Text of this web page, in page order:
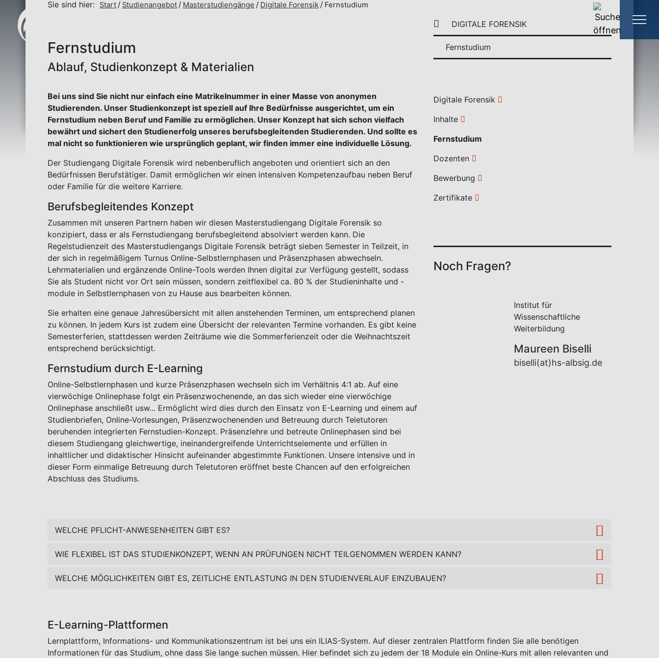
Sie sind hier: Start Studienangebot Masterstudiengänge Digitale Forensik Fernstudium
Fernstudium
Ablauf, Studienkonzept & Materialien
Bei uns sind Sie nicht nur einfach eine Matrikelnummer in einer Masse von anonymen
Studierenden. Unser Studienkonzept ist speziell auf Ihre Bedürfnisse ausgerichtet, um ein
Fernstudium neben Beruf und Familie zu ermöglichen. Unser Konzept hat sich schon vielfach
bewährt und sichert den Studienerfolg unseres berufsbegleitenden Studierenden. Und sollte es
mal nicht so funktionieren wie ursprünglich geplant, wir finden immer eine individuelle Lösung.
Der Studiengang Digitale Forensik wird nebenberuflich angeboten und orientiert sich an den
Bedürfnissen Berufstätiger. Damit ermöglichen wir einen intensiven Kompetenzaufbau neben Beruf
oder Familie für die weitere Karriere.
Berufsbegleitendes Konzept
Zusammen mit unseren Partnern haben wir diesen Masterstudiengang Digitale Forensik so
konzipiert, dass er als Fernstudiengang berufsbegleitend absolviert werden kann. Die
Regelstudienzeit des Masterstudiengangs Digitale Forensik beträgt sieben Semester in Teilzeit, in
der sich in regelmäßigem Turnus Online-Selbstlernphasen und Präsenzphasen abwechseln.
Lehrmaterialien und ergänzende Online-Tools werden Ihnen digital zur Verfügung gestellt, sodass
Sie als Student nicht vor Ort sein müssen, sondern zeitflexibel ca. 80 % der Studieninhalte und -
module in Selbstlernphasen von zu Hause aus bearbeiten können.
Sie erhalten eine genaue Jahresübersicht mit allen anstehenden Terminen, um entsprechend planen
zu können. In jedem Kurs ist zudem eine Übersicht der relevanten Termine vorhanden. Es gibt keine
Semesterferien, stattdessen werden Zeiträume wie die Sommerferienzeit oder die Weihnachtszeit
entsprechend berücksichtigt.
Fernstudium durch E-Learning
Online-Selbstlernphasen und kurze Präsenzphasen wechseln sich im Verhältnis 4:1 ab. Auf eine
vierwöchige Onlinephase folgt ein Präsenzwochenende, an das sich wieder eine vierwöchige
Onlinephase anschließt usw... Ermöglicht wird dies durch den Einsatz von E-Learning und einem auf
Studienbriefen, Online-Vorlesungen, Präsenzwochenenden und Betreuung durch Teletutoren
beruhenden integrierten Fernstudien-Konzept. Präsenzlehre und betreute Onlinephasen sind bei
diesem Studiengang gleichwertige, ineinandergreifende Unterrichtselemente und erfüllen in
inhaltlicher und didaktischer Hinsicht aufeinander abgestimmte Funktionen. Unsere intensive und in
dieser Form einmalige Betreuung durch Teletutoren eröffnet beste Chancen auf den erfolgreichen
Abschluss des Studiums.
DIGITALE FORENSIK
Fernstudium
Digitale Forensik
Inhalte
Fernstudium
Dozenten
Bewerbung
Zertifikate
Noch Fragen?
Institut für
Wissenschaftliche
Weiterbildung
Maureen Biselli
biselli(at)hs-albsig.de
WELCHE PFLICHT-ANWESENHEITEN GIBT ES?
WIE FLEXIBEL IST DAS STUDIENKONZEPT, WENN AN PRÜFUNGEN NICHT TEILGENOMMEN WERDEN KANN?
WELCHE MÖGLICHKEITEN GIBT ES, ZEITLICHE ENTLASTUNG IN DEN STUDIENVERLAUF EINZUBAUEN?
E-Learning-Plattformen
Lernplattform, Informations- und Kommunikationszentrum ist bei uns ein ILIAS-System. Auf dieser zentralen Plattform finden Sie alle benötigen
Informationen für das Studium, ohne dass Sie lange suchen müssen. Hier befindet sich zu jedem der 18 Module ein Online-Kurs mit allen relevanten und